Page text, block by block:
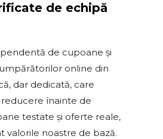
de echipă
de cupoane și
online din
dar dedicată, care
înainte de
testate și oferte reale,
valorile noastre de bază.